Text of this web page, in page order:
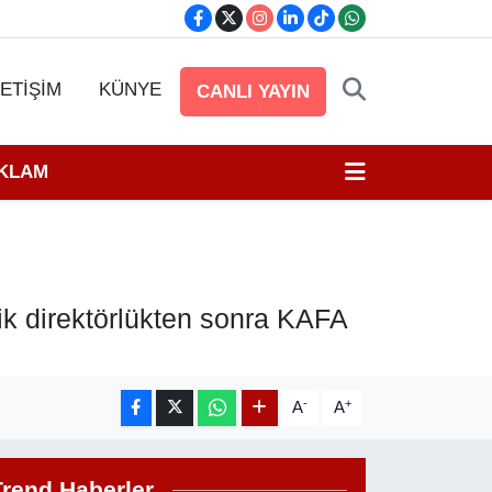
KÜNYE CANLI YAYIN
direktörlükten sonra KAFA
A- A+